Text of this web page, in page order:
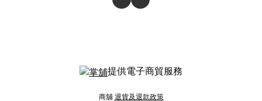
提供電子商貿服務
商舖 退貨及退款政策